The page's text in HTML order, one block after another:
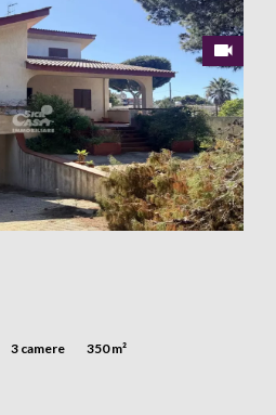
3 camere 350 m²